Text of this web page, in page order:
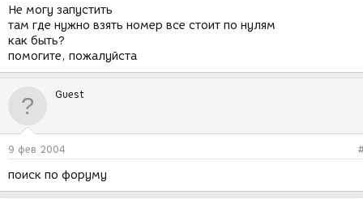
н
и
я
Не могу запустить
там где нужно взять номер все стоит по нулям
как быть?
помогите, пожалуйста
Guest
9 фев 2004
поиск по форуму